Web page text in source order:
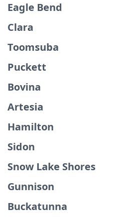
Eagle Bend
Clara
Toomsuba
Puckett
Bovina
Artesia
Hamilton
Sidon
Snow Lake Shores
Gunnison
Buckatunna